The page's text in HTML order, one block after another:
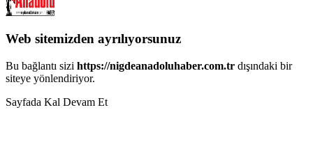
Web sitemizden ayrılıyorsunuz
Bu bağlantı sizi https://nigdeanadoluhaber.com.tr dışındaki bir
siteye yönlendiriyor.
Sayfada Kal Devam Et